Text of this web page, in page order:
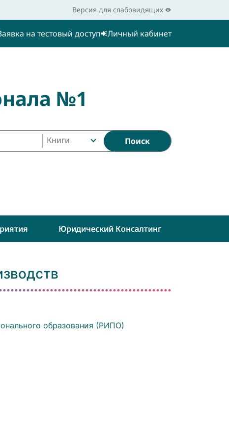
Версия для слабовидящих
на тестовый доступ Личный кабинет
№1
Книги Поиск
Юридический Консалтинг
образования (РИПО)